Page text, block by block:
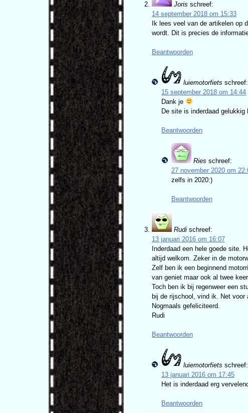
Joris schreef:
14 september 2018 om 15:33
Ik lees veel van de artikelen op
wordt. Dit is precies de
Beantwoorden
luiemotorfiets schreef:
15 september 2018 om 14:44
Dank je
De site is inderdaad gelukkig
Beantwoorden
Ries schreef:
27 november 2020 om
zelfs in 2020:)
Beantwoorden
Rudi schreef:
13 januari 2016 om 16:07
Inderdaad een hele goede site.
altijd welkom. Zeker in de
Zelf ben ik een beginnend
van geniet maar ook al twee
Toch ben ik bij regenweer een
bij de rijschool, vind ik. Net
Nogmaals gefeliciteerd.
Rudi
Beantwoorden
luiemotorfiets schreef:
13 januari 2016 om 17:45
Het is inderdaad erg
Beantwoorden